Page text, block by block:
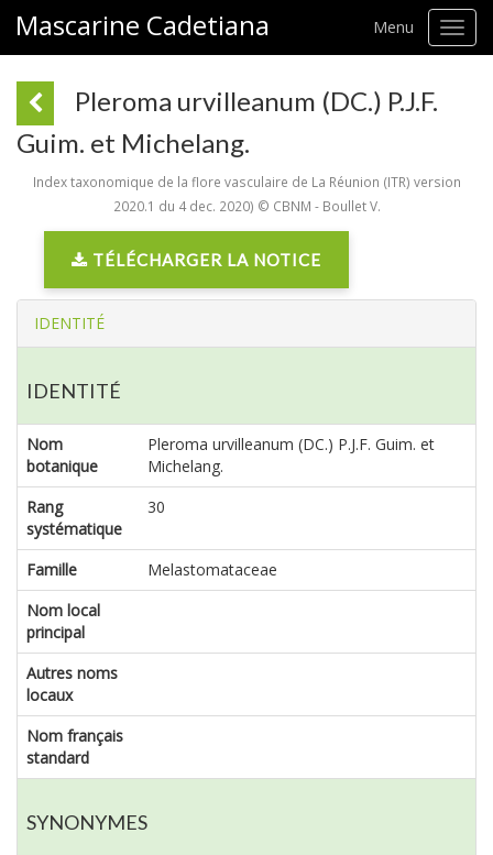
Mascarine Cadetiana Menu
Pleroma urvilleanum (DC.) P.J.F.
Guim. et Michelang.
Index taxonomique de la flore vasculaire de La Réunion (ITR) version
2020.1 du 4 dec. 2020) © CBNM - Boullet V.
TÉLÉCHARGER LA NOTICE
IDENTITÉ
IDENTITÉ
Nom
botanique
Pleroma urvilleanum (DC.) P.J.F. Guim. et
Michelang.
Rang
systématique
30
Famille
Melastomataceae
Nom local
principal
Autres noms
locaux
Nom français
standard
SYNONYMES